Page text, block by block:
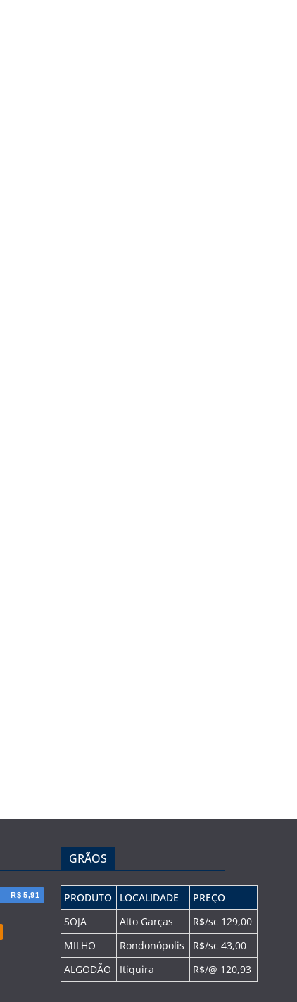
R$ 5,91
GRÃOS
PRODUTO LOCALIDADE
PREÇO
SOJA
Alto Garças
R$/sc 129,00
MILHO
Rondonópolis
R$/sc 43,00
ALGODÃO
Itiquira R$/@ 120,93